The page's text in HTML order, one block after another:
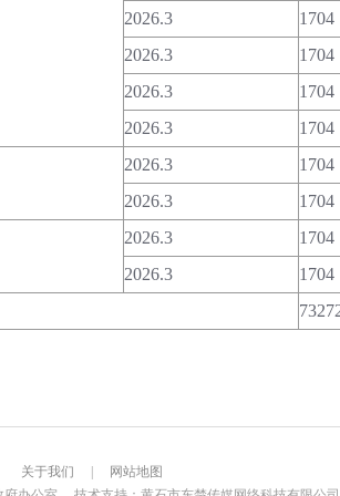
2026.3
1704
2026.3
1704
2026.3
1704
2026.3
1704
2026.3
1704
2026.3
1704
2026.3
1704
2026.3
1704
关于我们
网站地图